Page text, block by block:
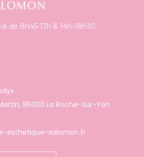
de 8h45-13h & 14h-18h30
85000 La Roche-Sur-Yon
esthetique-salomon.fr